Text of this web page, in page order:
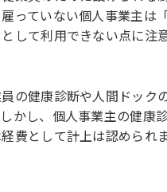
っていない個人事業主は
して利用できない点に注
の健康診断や人間ドック
かし、個人事業主の健康
費として計上は認められ